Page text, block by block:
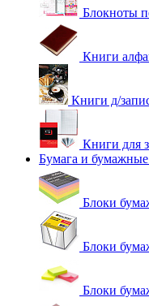
Блокноты
Книги
Книги д/
Книги для
Бумага и
Блоки
Блоки
Блоки